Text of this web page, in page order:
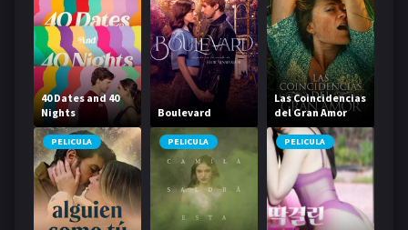
40 Dates and 40
Nights
Boulevard
Las Coincidencias
del Gran Amor
PELICULA PELICULA PELICULA